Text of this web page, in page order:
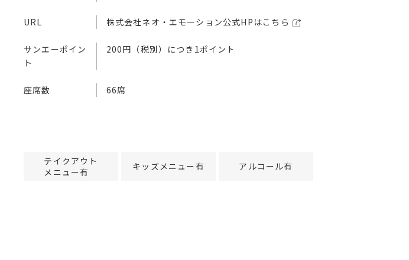
URL 株式会社ネオ・エモーション公式HPはこちら
サンエーポイン
ト
200円（税別）につき1ポイント
座席数 66席
テイクアウト
メニュー有
キッズメニュー有 アルコール有